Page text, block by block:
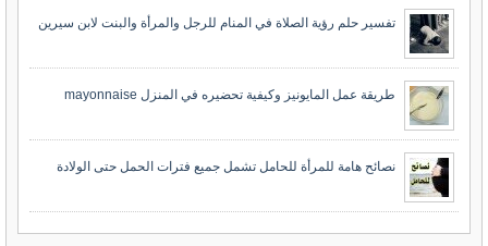
تفسير حلم رؤية الصلاة في المنام للرجل والمرأة والبنت لابن سيرين
طريقة عمل المايونيز وكيفية تحضيره في المنزل mayonnaise
نصائح هامة للمرأة للحامل تشمل جميع فترات الحمل حتى الولادة